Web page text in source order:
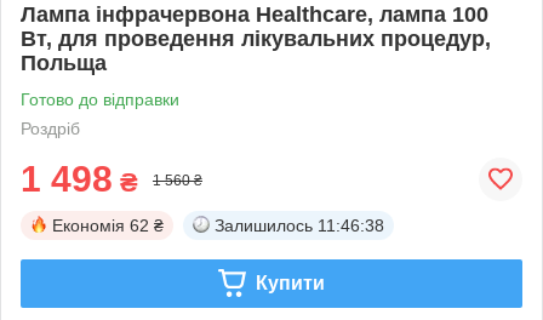
Лампа інфрачервона Healthcare, лампа 100
Вт, для проведення лікувальних процедур,
Польща
Готово до відправки
Роздріб
1 498 ₴ 1 560 ₴
Економія 62 ₴ Залишилось 11:46:38
Купити